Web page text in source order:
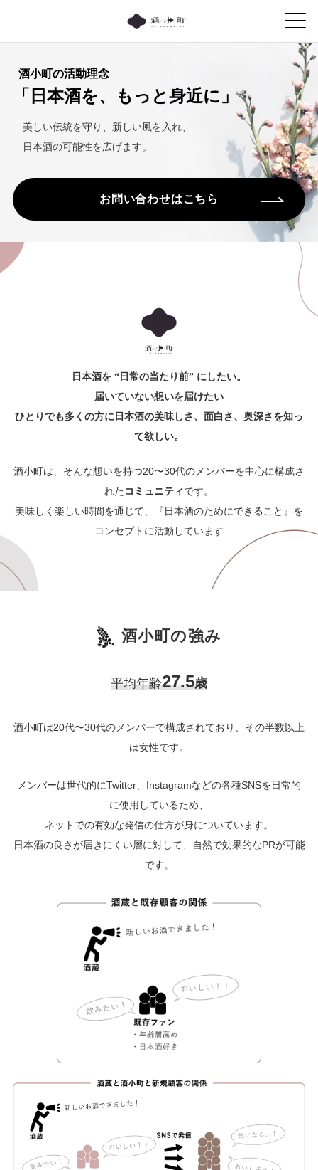
酒小町の活動理念
「日本酒を、もっと身近に」
美しい伝統を守り、新しい風を入れ、
日本酒の可能性を広げます。
お問い合わせはこちら
日本酒を “日常の当たり前” にしたい。
届いていない想いを届けたい
ひとりでも多くの方に日本酒の美味しさ、面白さ、奥深さを知っ
て欲しい。
酒小町は、そんな想いを持つ20〜30代のメンバーを中心に構成さ
れた コミュニティです。
美味しく楽しい時間を通じて、『日本酒のためにできること』を
コンセプトに活動しています
酒小町の強み
平均年齢27.5歳
酒小町は20代〜30代のメンバーで構成されており、その半数以上
は女性です。
メンバーは世代的にTwitter、Instagramなどの各種SNSを日常的
に使用しているため、
ネットでの有効な発信の仕方が身についています。
日本酒の良さが届きにくい層に対して、自然で効果的なPRが可能
です。